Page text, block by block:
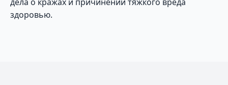
здоровью.